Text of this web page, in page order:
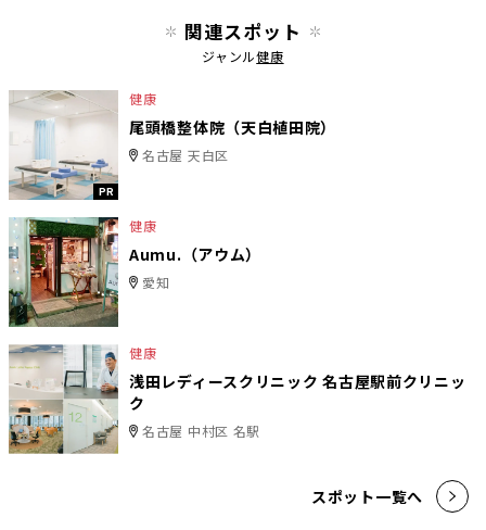
関連スポット
ジャンル健康
PR
健康
尾頭橋整体院（天白植田院）
名古屋 天白区
健康
Aumu.（アウム）
愛知
健康
浅田レディースクリニック 名古屋駅前クリニッ
ク
名古屋 中村区 名駅
スポット一覧へ